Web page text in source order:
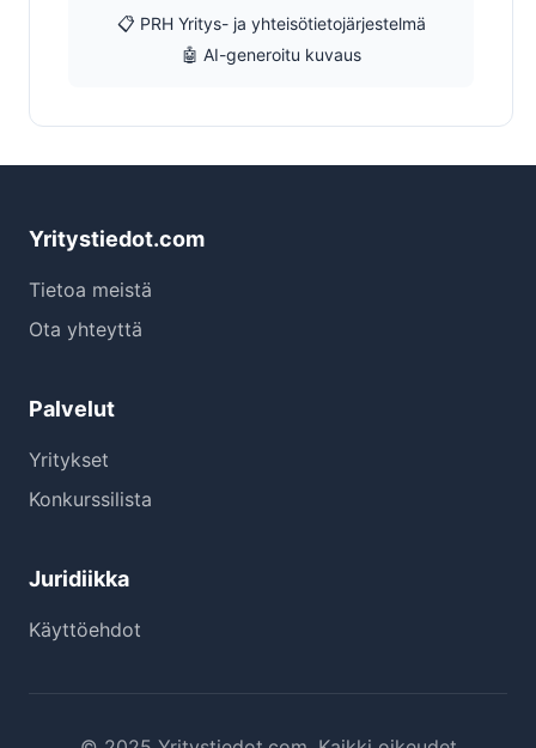
📋 PRH Yritys- ja yhteisötietojärjestelmä
🤖 AI-generoitu kuvaus
Yritystiedot.com
Tietoa meistä
Ota yhteyttä
Palvelut
Yritykset
Konkurssilista
Juridiikka
Käyttöehdot